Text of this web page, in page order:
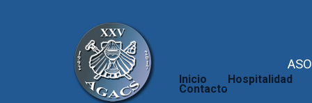
Inicio Hospitalidad
Contacto